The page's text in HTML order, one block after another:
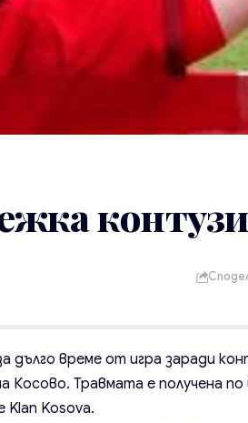
време от игра заради
Косово. Травмата е получена по
Kosova.